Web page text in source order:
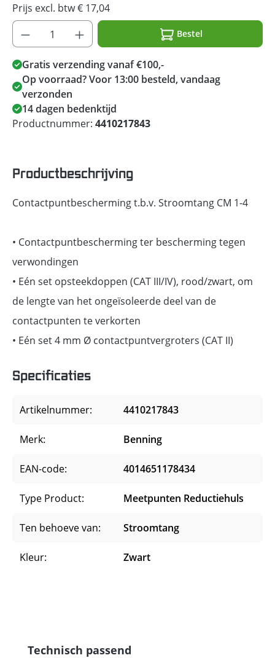
Prijs excl. btw € 17,04
Bestel
Gratis verzending vanaf €100,-
Op voorraad? Voor 13:00 besteld, vandaag
verzonden
14 dagen bedenktijd
Productnummer: 4410217843
Productbeschrijving
Contactpuntbescherming t.b.v. Stroomtang CM 1-4
• Contactpuntbescherming ter bescherming tegen
verwondingen
• Eén set opsteekdoppen (CAT III/IV), rood/zwart, om
de lengte van het ongeïsoleerde deel van de
contactpunten te verkorten
• Eén set 4 mm Ø contactpuntvergroters (CAT II)
Specificaties
Artikelnummer: 4410217843
Merk: Benning
EAN-code: 4014651178434
Type Product: Meetpunten Reductiehuls
Ten behoeve van: Stroomtang
Kleur: Zwart
Productgalerij overslaan
Technisch passend